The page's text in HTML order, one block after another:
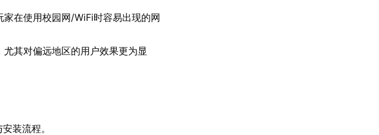
家在使用校园网/WiFi时容易出现的网
其对偏远地区的用户效果更为显
装流程。